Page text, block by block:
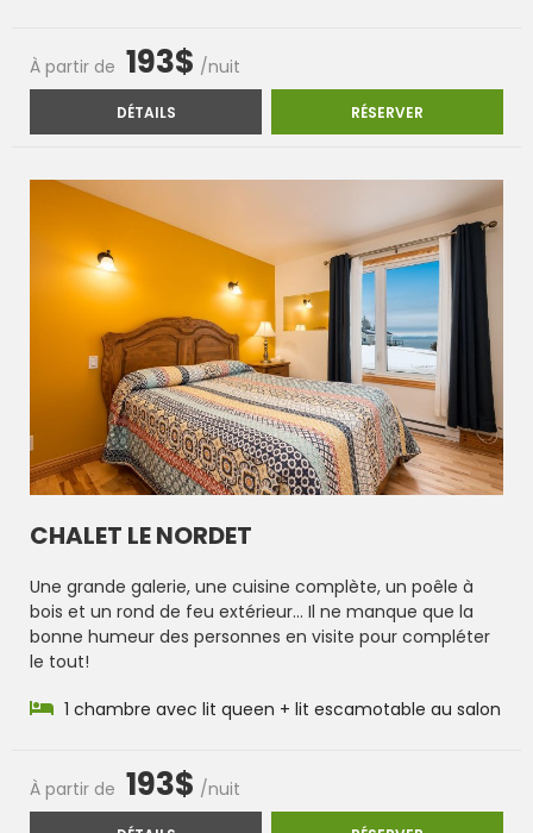
À partir de 193$ /nuit
DÉTAILSCHALET L’ARTISAN RÉSERVERCHALET
CHALET LE NORDET
Une grande galerie, une cuisine complète, un poêle à
bois et un rond de feu extérieur… Il ne manque que la
bonne humeur des personnes en visite pour compléter
le tout!
1 chambre avec lit queen + lit escamotable au salon
À partir de 193$ /nuit